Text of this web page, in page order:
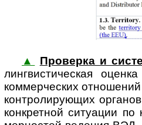
▲
Проверка и
линг­вис­ти­чес­кая
коммерческих
конт­ро­ли­ру­ю­щих
конкретной ситуации